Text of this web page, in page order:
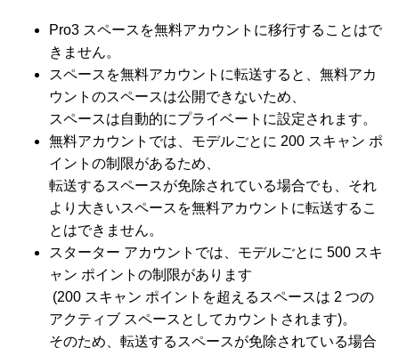
Pro3 スペースを無料アカウントに移行することはで
きません。
スペースを無料アカウントに転送すると、無料アカ
ウントのスペースは公開できないため、
スペースは自動的にプライベートに設定されます。
無料アカウントでは、モデルごとに 200 スキャン ポ
イントの制限があるため、
転送するスペースが免除されている場合でも、それ
より大きいスペースを無料アカウントに転送するこ
とはできません。
スターター アカウントでは、モデルごとに 500 スキ
ャン ポイントの制限があります
(200 スキャン ポイントを超えるスペースは 2 つの
アクティブ スペースとしてカウントされます)。
そのため、転送するスペースが免除されている場合